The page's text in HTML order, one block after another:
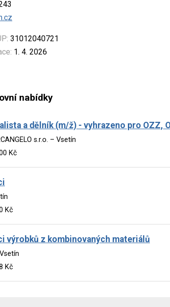
31012040721
1. 4. 2026
nabídky
a dělník (m/ž) - vyhrazeno pro OZZ,
s.r.o. – Vsetín
Kč
Kč
výrobků z kombinovaných materiálů
Kč